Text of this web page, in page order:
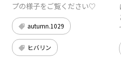
プの様子をご覧ください♡
autumn.1029
ヒバリン